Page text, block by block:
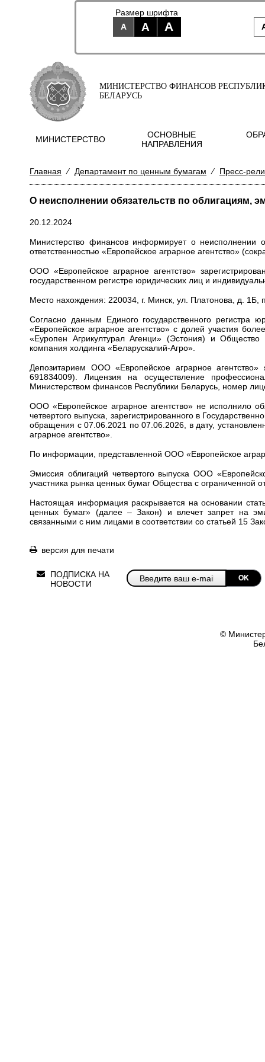
Размер шрифта
A
A A
МИНИСТЕРСТВО ФИНАНСОВ
БЕЛАРУСЬ
МИНИСТЕРСТВО
ОСНОВНЫЕ
НАПРАВЛЕНИЯ
Главная ⁄ Департамент по ценным бумагам ⁄ Пресс-
О неисполнении обязательств по облигациям,
20.12.2024
Министерство финансов информирует о неисполнении
ответственностью «Европейское аграрное агентство»
ООО «Европейское аграрное агентство»
государственном регистре юридических лиц и
Место нахождения: 220034, г. Минск, ул. Платонова, д.
Согласно данным Единого государственного
«Европейское аграрное агентство» с долей участия
«Еуропен Агрикултурал Агенци» (Эстония) и Общество
компания холдинга «Беларускалий-Агро».
Депозитарием ООО «Европейское аграрное
691834009). Лицензия на осуществление
Министерством финансов Республики Беларусь, номер
ООО «Европейское аграрное агентство» не исполнило
четвертого выпуска, зарегистрированного в
обращения с 07.06.2021 по 07.06.2026, в дату,
аграрное агентство».
По информации, представленной ООО «Европейское
Эмиссия облигаций четвертого выпуска ООО
участника рынка ценных бумаг Общества с ограниченной
Настоящая информация раскрывается на основании
ценных бумаг» (далее – Закон) и влечет запрет на
связанными с ним лицами в соответствии со статьей 15
версия для печати
ПОДПИСКА НА
НОВОСТИ
OK
©